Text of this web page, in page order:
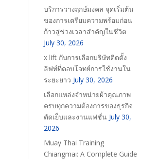
บริการวางฤกษ์มงคล จุดเริ่มต้น
ของการเตรียมความพร้อมก่อน
ก้าวสู่ช่วงเวลาสำคัญในชีวิต
July 30, 2026
x lift กับการเลือกบริษัทติดตั้ง
ลิฟท์ที่ตอบโจทย์การใช้งานใน
ระยะยาว July 30, 2026
เลือกแหล่งจำหน่ายผ้าคุณภาพ
ครบทุกความต้องการของธุรกิจ
ตัดเย็บและงานแฟชั่น July 30,
2026
Muay Thai Training
Chiangmai: A Complete Guide